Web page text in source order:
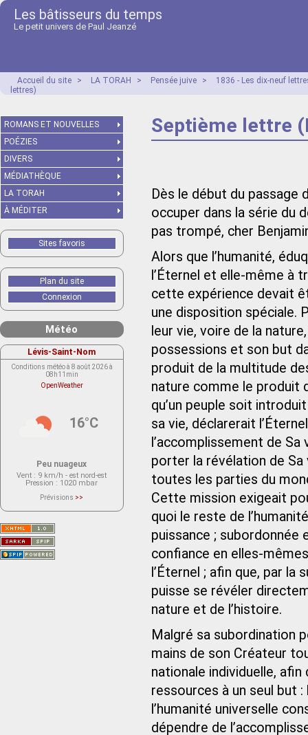
Les bâtisseurs du temps
Le petit univers de Paul Jeanzé
Accueil du site > LA TORAH > Pensée juive >
1836 - Les dix-neuf
lettres)
Septième lettre
Dès le début du passage
occuper dans la série du
pas trompé, cher
Alors que l’humanité,
l’Éternel et elle‑même à
cette expérience devait
une disposition spéciale.
leur vie, voire de la
possessions et son but
produit de la multitude
nature comme le produit
qu’un peuple soit
sa vie, déclarerait
l’accomplissement de
porter la révélation de
toutes les parties du
Cette mission exigeait
quoi le reste de
puissance ; subordonnée
confiance en elles-
l’Éternel ; afin que, par
puisse se révéler
nature et de l’histoire.
Malgré sa subordination
mains de son Créateur
nationale individuelle,
ressources à un seul but
l’humanité universelle
dépendre de
ROMANS ET NOUVELLES
POÉZIES
DIVERS
MÉDIATHÈQUE
LA TORAH
À MÉDITER
Sites favoris
Plan du site
Connexion
Météo
Lévis-Saint-Nom
Conditions météo à 8 août 2026 à
08h11min
OpenWeather
16°C
Peu nuageux
Vent : 9 km/h - est nord-est
Pression : 1020 mbar
Prévisions >>
actuellement aucune prévision
Saint-Nom.
Veuillez consulter le message du
service ci-dessous.
(401 - Invalid API key. Please see
https://openweathermap.org/faq#error401